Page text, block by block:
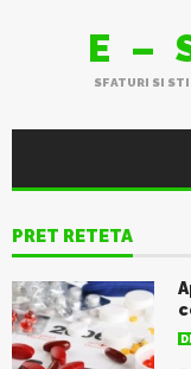
E –
SFATURI SI
PRET RETETA